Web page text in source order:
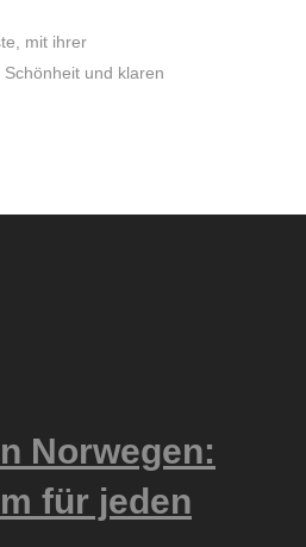
mit ihrer
und klaren
Norwegen:
für jeden